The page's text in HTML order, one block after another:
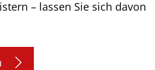
– lassen Sie sich davon